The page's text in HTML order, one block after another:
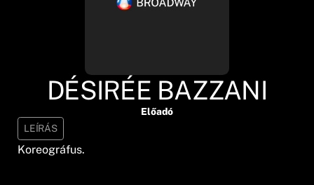
DÉSIRÉE BAZZANI
Előadó
LEÍRÁS
Koreográfus.